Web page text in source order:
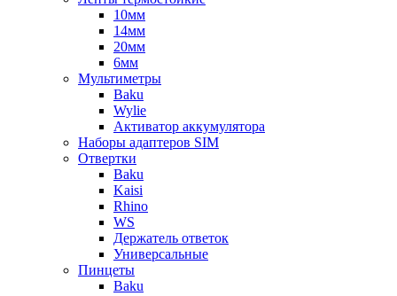
10мм
14мм
20мм
6мм
Мультиметры
Baku
Wylie
Активатор аккумулятора
Наборы адаптеров SIM
Отвертки
Baku
Kaisi
Rhino
WS
Держатель ответок
Универсальные
Пинцеты
Baku